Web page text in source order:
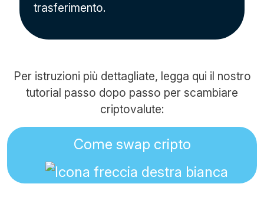
trasferimento.
Per istruzioni più dettagliate, legga qui il nostro
tutorial passo dopo passo per scambiare
criptovalute:
Come swap cripto